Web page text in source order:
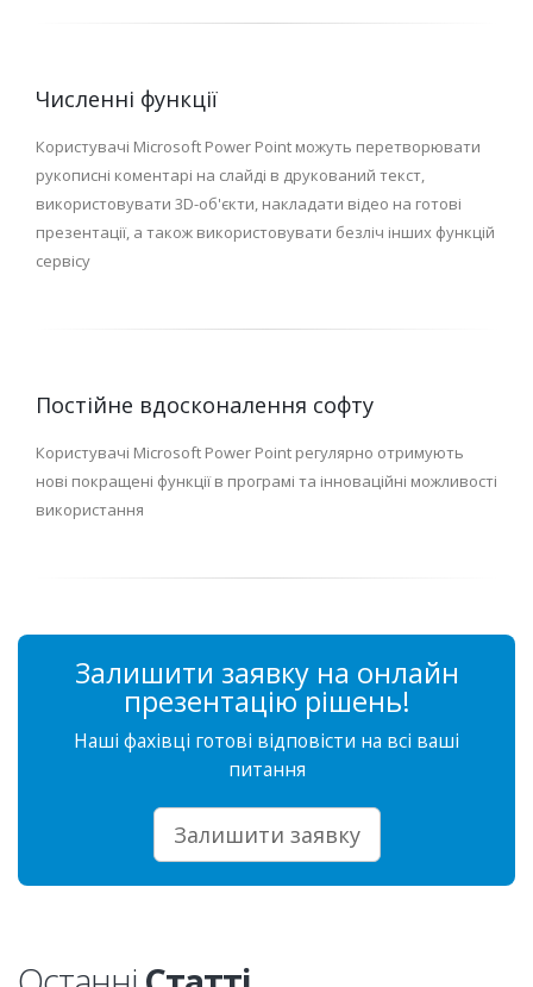
Численні функції
Користувачі Microsoft Power Point можуть перетворювати
рукописні коментарі на слайді в друкований текст,
використовувати 3D-об'єкти, накладати відео на готові
презентації, а також використовувати безліч інших функцій
сервісу
Постійне вдосконалення софту
Користувачі Microsoft Power Point регулярно отримують
нові покращені функції в програмі та інноваційні можливості
використання
Залишити заявку на онлайн
презентацію рішень!
Наші фахівці готові відповісти на всі ваші
питання
Залишити заявку